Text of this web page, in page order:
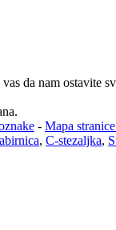
da nam ostavite
- Mapa
, C-stezaljka,